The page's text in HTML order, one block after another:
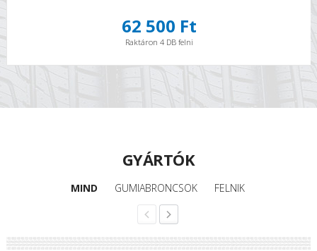
62 500 Ft
Raktáron 4 DB felni
GYÁRTÓK
MIND GUMIABRONCSOK FELNIK